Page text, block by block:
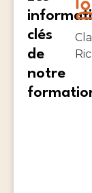
clés
de
notre